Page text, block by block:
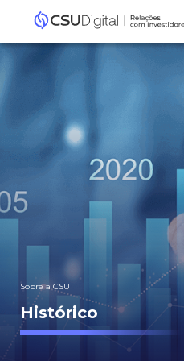
Sobre a CSU
Histórico